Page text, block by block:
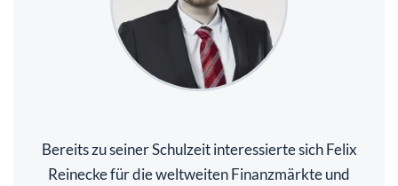
Bereits zu seiner Schulzeit interessierte sich Felix
Reinecke für die weltweiten Finanzmärkte und